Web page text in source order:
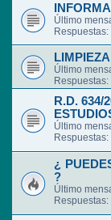
Último
Respuestas:
Último
Respuestas:
R.D. 634/
Último
Respuestas:
¿
?
Último
Respuestas: